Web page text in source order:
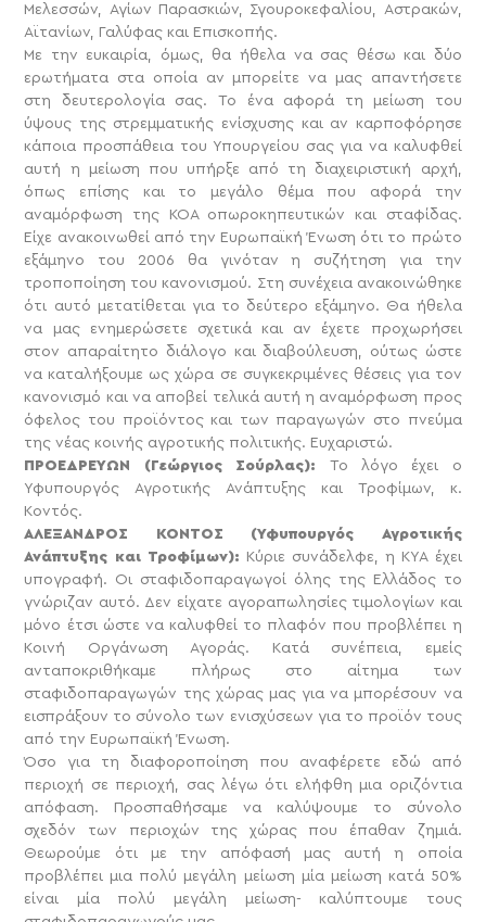
Μελεσσών, Αγίων Παρασκιών, Σγουροκεφαλίου, Αστρακών,
Αϊτανίων, Γαλύφας και Επισκοπής.
Με την ευκαιρία, όμως, θα ήθελα να σας θέσω και δύο
ερωτήματα στα οποία αν μπορείτε να μας απαντήσετε
στη δευτερολογία σας. Το ένα αφορά τη μείωση του
ύψους της στρεμματικής ενίσχυσης και αν καρποφόρησε
κάποια προσπάθεια του Υπουργείου σας για να καλυφθεί
αυτή η μείωση που υπήρξε από τη διαχειριστική αρχή,
όπως επίσης και το μεγάλο θέμα που αφορά την
αναμόρφωση της ΚΟΑ οπωροκηπευτικών και σταφίδας.
Είχε ανακοινωθεί από την Ευρωπαϊκή Ένωση ότι το πρώτο
εξάμηνο του 2006 θα γινόταν η συζήτηση για την
τροποποίηση του κανονισμού. Στη συνέχεια ανακοινώθηκε
ότι αυτό μετατίθεται για το δεύτερο εξάμηνο. Θα ήθελα
να μας ενημερώσετε σχετικά και αν έχετε προχωρήσει
στον απαραίτητο διάλογο και διαβούλευση, ούτως ώστε
να καταλήξουμε ως χώρα σε συγκεκριμένες θέσεις για τον
κανονισμό και να αποβεί τελικά αυτή η αναμόρφωση προς
όφελος του προϊόντος και των παραγωγών στο πνεύμα
της νέας κοινής αγροτικής πολιτικής. Ευχαριστώ.
ΠΡΟΕΔΡΕΥΩΝ (Γεώργιος Σούρλας): Το λόγο έχει ο
Υφυπουργός Αγροτικής Ανάπτυξης και Τροφίμων, κ.
Κοντός.
ΑΛΕΞΑΝΔΡΟΣ ΚΟΝΤΟΣ (Υφυπουργός Αγροτικής
Ανάπτυξης και Τροφίμων): Κύριε συνάδελφε, η ΚΥΑ έχει
υπογραφή. Οι σταφιδοπαραγωγοί όλης της Ελλάδος το
γνώριζαν αυτό. Δεν είχατε αγοραπωλησίες τιμολογίων και
μόνο έτσι ώστε να καλυφθεί το πλαφόν που προβλέπει η
Κοινή Οργάνωση Αγοράς. Κατά συνέπεια, εμείς
ανταποκριθήκαμε πλήρως στο αίτημα των
σταφιδοπαραγωγών της χώρας μας για να μπορέσουν να
εισπράξουν το σύνολο των ενισχύσεων για το προϊόν τους
από την Ευρωπαϊκή Ένωση.
Όσο για τη διαφοροποίηση που αναφέρετε εδώ από
περιοχή σε περιοχή, σας λέγω ότι ελήφθη μια οριζόντια
απόφαση. Προσπαθήσαμε να καλύψουμε το σύνολο
σχεδόν των περιοχών της χώρας που έπαθαν ζημιά.
Θεωρούμε ότι με την απόφασή μας αυτή η οποία
προβλέπει μια πολύ μεγάλη μείωση μία μείωση κατά 50%
είναι μία πολύ μεγάλη μείωση- καλύπτουμε τους